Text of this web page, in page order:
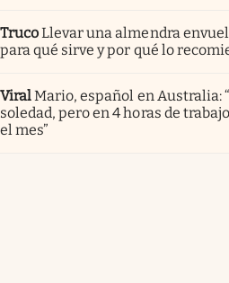
TrucoLlevar una almendra
para qué sirve y por qué lo
ViralMario, español en Australia:
soledad, pero en 4 horas de
el mes”